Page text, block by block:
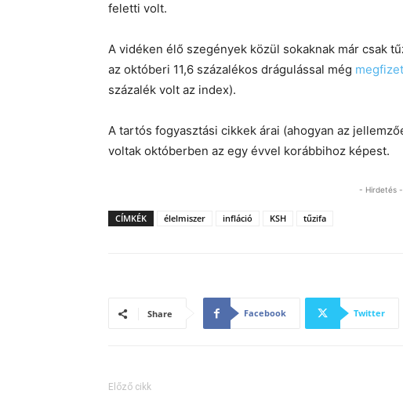
feletti volt.
A vidéken élő szegények közül sokaknak már csak
az októberi 11,6 százalékos drágulással még
százalék volt az index).
A tartós fogyasztási cikkek árai (ahogyan az
voltak októberben az egy évvel korábbihoz képest.
- Hirdetés -
CÍMKÉK élelmiszer infláció KSH tűzifa
Share Facebook Twitter
Előző cikk